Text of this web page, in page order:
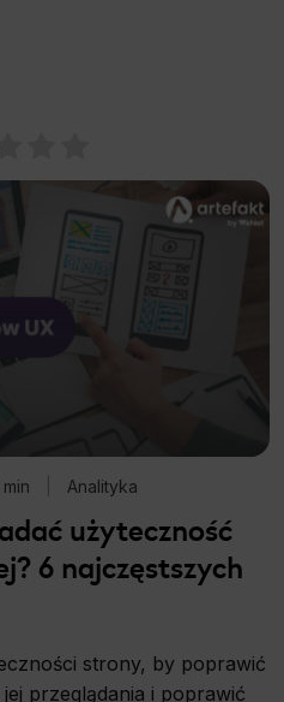
Analityka
użyteczność
6 najczęstszych
strony, by poprawić
przeglądania i poprawić